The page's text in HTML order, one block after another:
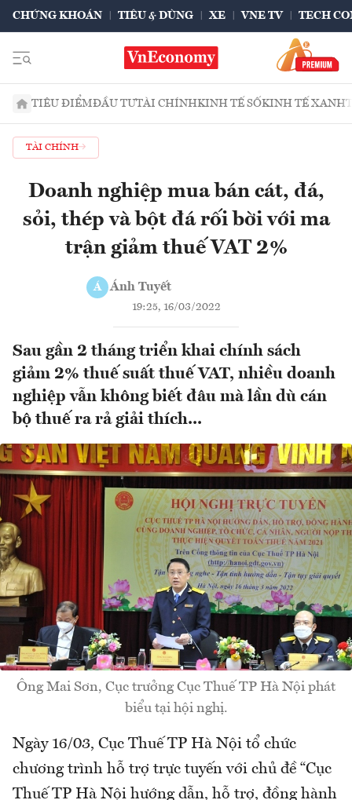
CHỨNG KHOÁN TIÊU & DÙNG XE VNE TV TECH
TIÊU ĐIỂMĐẦU TƯTÀI CHÍNHKINH TẾ SỐKINH TẾ XANH
TÀI CHÍNH
Doanh nghiệp mua bán cát, đá,
sỏi, thép và bột đá rối bời với ma
trận giảm thuế VAT 2%
Á Ánh Tuyết
19:25, 16/03/2022
Sau gần 2 tháng triển khai chính sách
giảm 2% thuế suất thuế VAT, nhiều doanh
nghiệp vẫn không biết đâu mà lần dù cán
bộ thuế ra rả giải thích...
Ông Mai Sơn, Cục trưởng Cục Thuế TP Hà Nội phát
biểu tại hội nghị.
Ngày 16/03, Cục Thuế TP Hà Nội tổ chức
chương trình hỗ trợ trực tuyến với chủ đề “Cục
Thuế TP Hà Nội hướng dẫn, hỗ trợ, đồng hành